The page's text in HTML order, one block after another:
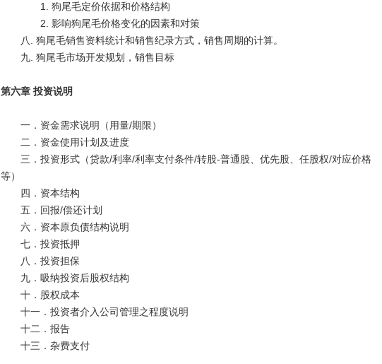
1. 狗尾毛定价依据和价格结构
2. 影响狗尾毛价格变化的因素和对策
八. 狗尾毛销售资料统计和销售纪录方式，销售周期的计算。
九. 狗尾毛市场开发规划，销售目标
第六章 投资说明
一．资金需求说明（用量/期限）
二．资金使用计划及进度
三．投资形式（贷款/利率/利率支付条件/转股-普通股、优先股、任股权/对应价格
等）
四．资本结构
五．回报/偿还计划
六．资本原负债结构说明
七．投资抵押
八．投资担保
九．吸纳投资后股权结构
十．股权成本
十一．投资者介入公司管理之程度说明
十二．报告
十三．杂费支付